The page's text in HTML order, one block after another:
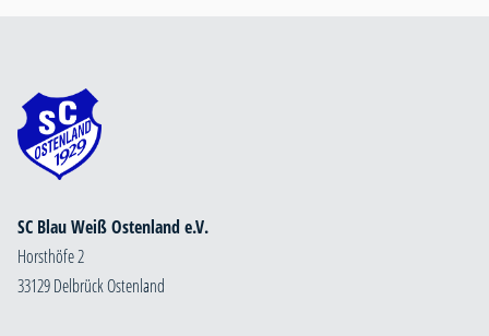
SC Blau Weiß Ostenland e.V.
Horsthöfe 2
33129 Delbrück Ostenland